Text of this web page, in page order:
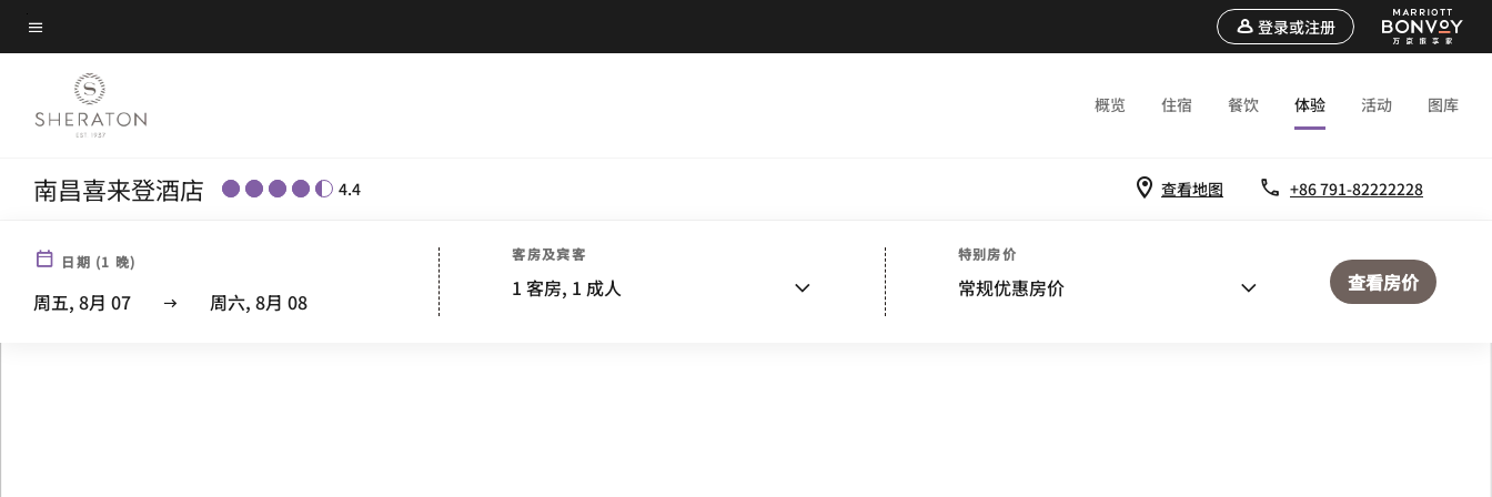
Skip
to
content
菜单文本
登录或注册
概览 住宿 餐饮 体验 活动 图库
南昌喜来登酒店 4.4 查看地图 +86 791-82222228
日期 (1 晚)
周五, 8月 07 周六, 8月 08
客房及宾客
1 客房, 1 成人
特别房价
常规优惠房价 查看房价